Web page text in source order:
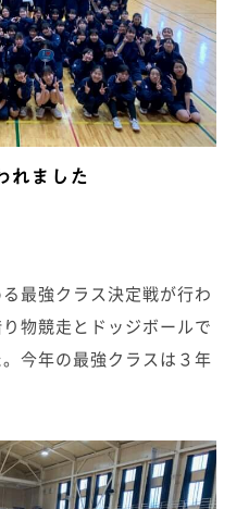
れました
最強クラス決定戦が行わ
物競走とドッジボールで
今年の最強クラスは３年